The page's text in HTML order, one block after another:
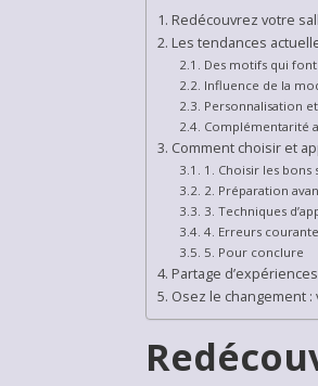
Redécouvrez votre
Les tendances
Des motifs qui
Influence de la
Personnalisation
Complémentarité
Comment choisir et
1. Choisir les bons
2. Préparation
3. Techniques
4. Erreurs
5. Pour conclure
Partage
Osez le changement